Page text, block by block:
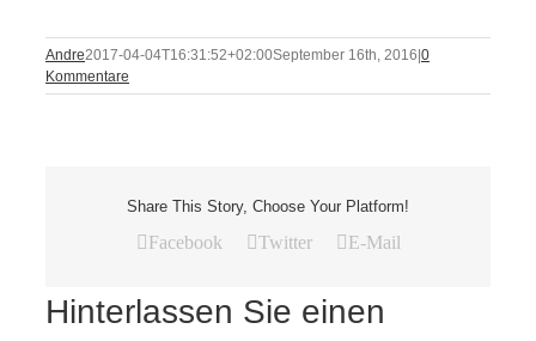
Andre2017-04-04T16:31:52+02:00September 16th, 2016 0
Kommentare
Share This Story, Choose Your Platform!
Facebook Twitter E-Mail
Hinterlassen Sie einen